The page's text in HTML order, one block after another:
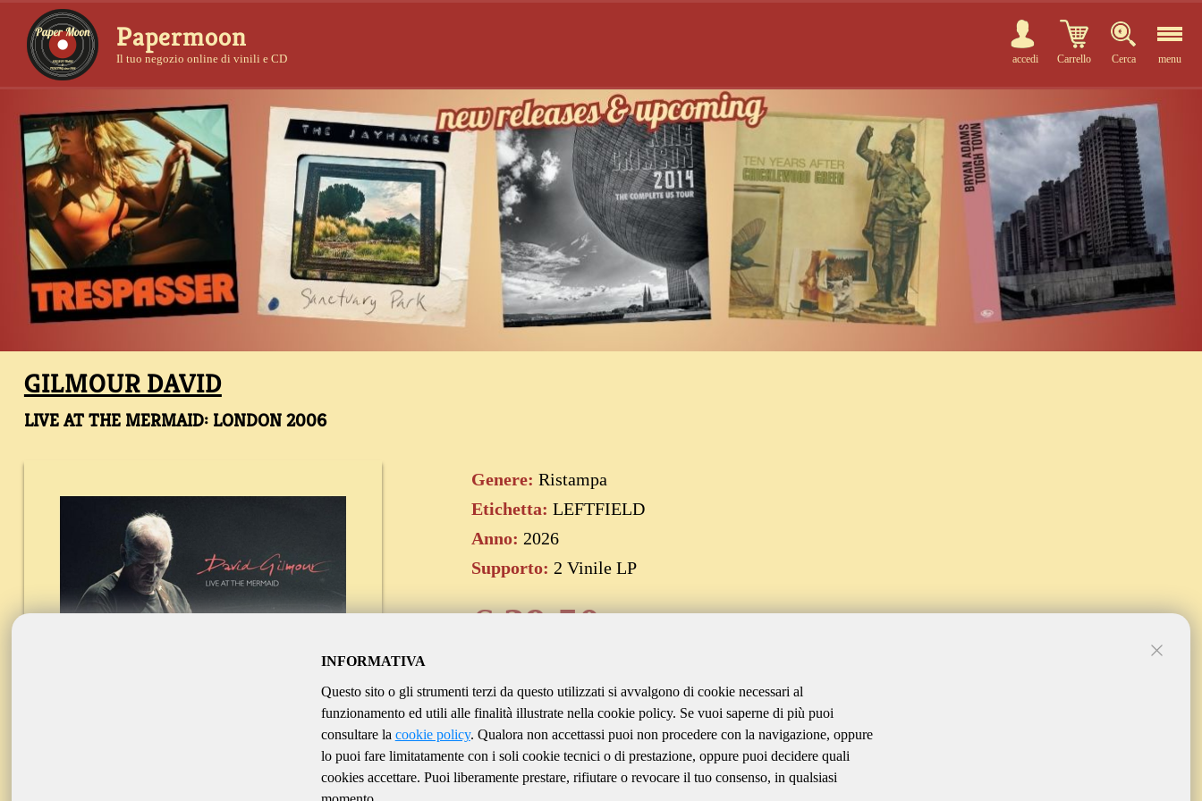
Papermoon
Il tuo negozio online di vinili e CD accedi Carrello Cerca menu
GILMOUR DAVID
LIVE AT THE MERMAID: LONDON 2006
Genere: Ristampa
Etichetta: LEFTFIELD
Anno: 2026
Supporto: 2 Vinile LP
€39.50
Aggiungi al carrello
INFORMATIVA
Questo sito o gli strumenti terzi da questo utilizzati si avvalgono di cookie necessari al
funzionamento ed utili alle finalità illustrate nella cookie policy. Se vuoi saperne di più puoi
consultare la cookie policy. Qualora non accettassi puoi non procedere con la navigazione, oppure
lo puoi fare limitatamente con i soli cookie tecnici o di prestazione, oppure puoi decidere quali
cookies accettare. Puoi liberamente prestare, rifiutare o revocare il tuo consenso, in qualsiasi